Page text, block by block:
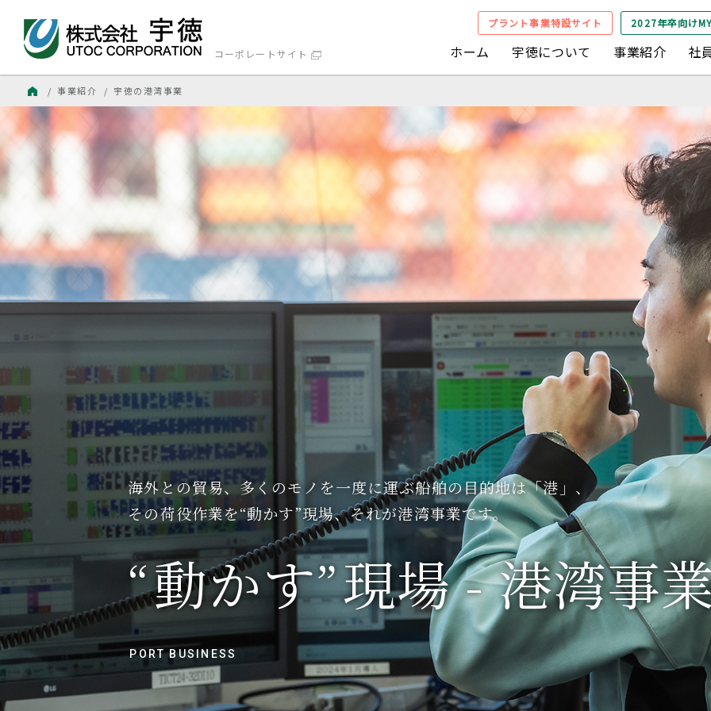
コーポレートサイト
プラント事業特設サイト 2027年卒向け
ホーム 宇徳について 事業紹介 社
ホーム
/ 事業紹介 / 宇徳の港湾事業
海外との貿易、多くのモノを一度に運ぶ船舶の目的地は「港」、
その荷役作業を“動かす”現場、それが港湾事業です。
“動かす”現場-港湾事
PORT BUSINESS